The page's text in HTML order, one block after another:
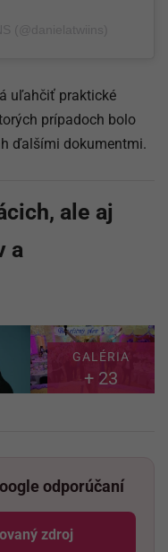
uľahčiť praktické
prípadoch bolo
ďalšími dokumentmi.
ale aj
a
GALÉRIA
+ 23
odporúčaní
zdroj
odkaz sa otvorí v